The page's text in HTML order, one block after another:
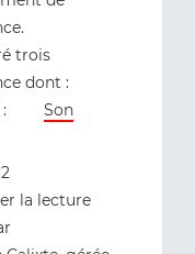
trois
dont :
Son
la lecture